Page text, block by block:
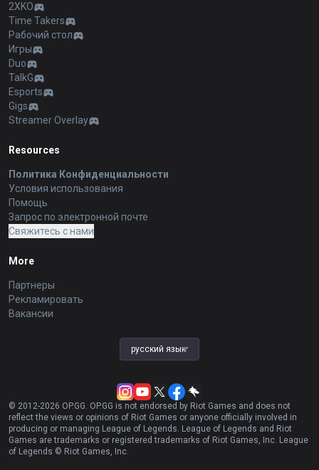
2XKO
Time Takers
Рабочий стол
Игры
Duo
TalkG
Esports
Gigs
Streamer Overlay
Resources
Политика Конфиденциальности
Условия использования
Помощь
Запрос по электронной почте
Свяжитесь с нами
More
Партнеры
Рекламировать
Вакансии
русский язык
© 2012-2026 OP.GG. OP.GG is not endorsed by Riot Games and does not
reflect the views or opinions of Riot Games or anyone officially involved in
producing or managing League of Legends. League of Legends and Riot
Games are trademarks or registered trademarks of Riot Games, Inc. League
of Legends © Riot Games, Inc.